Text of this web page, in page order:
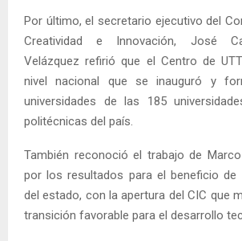
Por último, el secretario ejecutivo del
Creatividad e Innovación, José
Velázquez refirió que el Centro de
nivel nacional que se inauguró y
universidades de las 185
politécnicas del país.
También reconoció el trabajo de
por los resultados para el beneficio de
del estado, con la apertura del CIC que
transición favorable para el desarrollo